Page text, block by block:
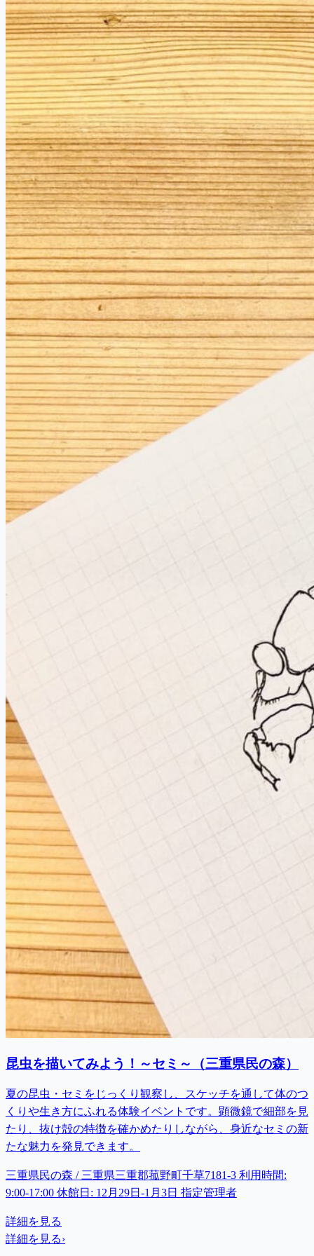
昆虫を描いてみよう！～セミ～（三重県民の森）
夏の昆虫・セミをじっくり観察し、スケッチを通して体のつ
くりや生き方にふれる体験イベントです。顕微鏡で細部を見
たり、抜け殻の特徴を確かめたりしながら、身近なセミの新
たな魅力を発見できます。
三重県民の森 / 三重県三重郡菰野町千草7181-3 利用時間:
9:00-17:00 休館日: 12月29日-1月3日 指定管理者
詳細を見る
詳細を見る›